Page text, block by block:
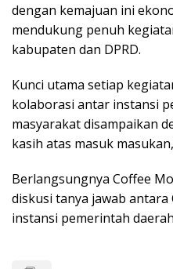
dengan kemajuan ini
mendukung penuh
kabupaten dan DPRD.
Kunci utama setiap
kolaborasi antar instansi
masyarakat disampaikan
kasih atas masuk
Berlangsungnya Coffee
diskusi tanya jawab antara
instansi pemerintah